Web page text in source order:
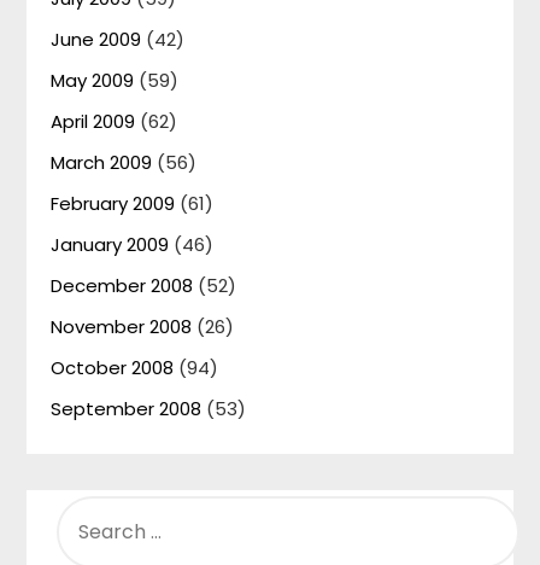
June 2009 (42)
May 2009 (59)
April 2009 (62)
March 2009 (56)
February 2009 (61)
January 2009 (46)
December 2008 (52)
November 2008 (26)
October 2008 (94)
September 2008 (53)
FOR: